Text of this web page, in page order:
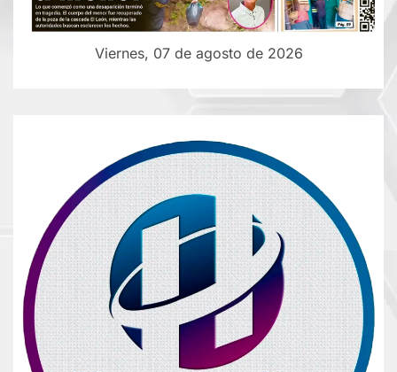
Viernes, 07 de agosto de 2026